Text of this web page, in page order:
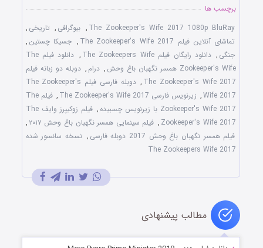
برچسب ها
The Zookeeper's Wife 2017 1080p BluRay
, بیوگرافی , تاریخی ,
تماشای آنلاین فیلم The Zookeeper's Wife 2017
, جسیکا چستین ,
جنگی , دانلود رایگان فیلم The Zookeepers Wife ,
دانلود فیلم The
Zookeeper's Wife همسر نگهبان باغ وحش
, درام , دوبله دو زبانه فیلم
The Zookeeper's Wife 2017
,
دوبله فارسی فیلم The Zookeeper's
Wife 2017
, زیرنویس فارسی The Zookeeper's Wife 2017 ,
فیلم The
Zookeeper's Wife 2017 با زیرنویس چسبیده
,
فیلم زوکیپرز وایف The
Zookeeper's Wife 2017
, فیلم سینمایی همسر نگهبان باغ وحش ۲۰۱۷
,
فیلم همسر نگهبان باغ وحش 2017 دوبله فارسی
, نسخه سانسور شده
The Zookeepers Wife 2017
مطالب پیشنهادی